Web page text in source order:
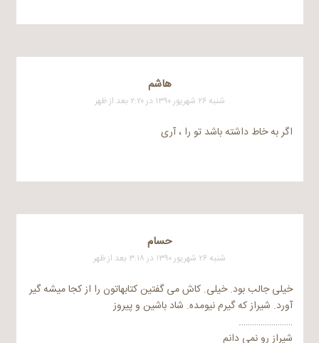
هاشم
شنبه ۲۶ شهریور ۱۳۹۰ در ۲:۲۰ بعد از ظهر
اگر به خاط داشته باشد تو را ، آری
حسام
شنبه ۲۶ شهریور ۱۳۹۰ در ۳:۱۸ بعد از ظهر
خیلی جالب بود. خیلی. کاش می گفتین کتابهاتون را از کجا میشه گیر
آورد. شیراز که گیرم نیومده. شاد باشین و پیروز
…………………….
شیراز رو نمی دانم